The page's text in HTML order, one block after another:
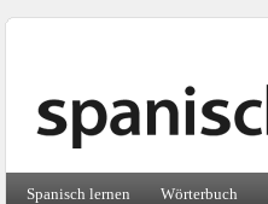
Spanisch lernen Wörterbuch